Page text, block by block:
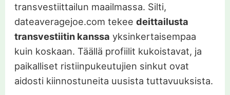
transvestiittailun maailmassa. Silti,
dateaveragejoe.com tekee deittailusta
transvestiitin kanssa yksinkertaisempaa
kuin koskaan. Täällä profiilit kukoistavat, ja
paikalliset ristiinpukeutujien sinkut ovat
aidosti kiinnostuneita uusista tuttavuuksista.